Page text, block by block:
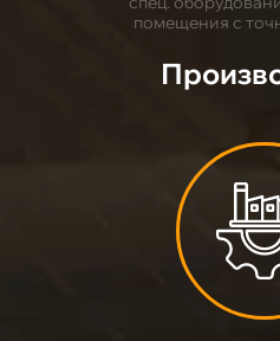
помещения с